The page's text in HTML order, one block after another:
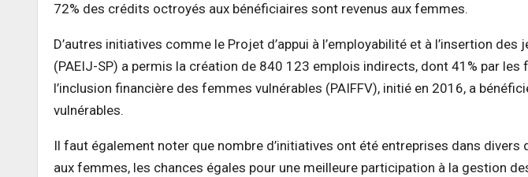
72% des crédits octroyés aux bénéficiaires sont revenus aux femmes.
D’autres initiatives comme le Projet d’appui à l’employabilité et à l’insertion
(PAEIJ-SP) a permis la création de 840 123 emplois indirects, dont 41% par les
l’inclusion financière des femmes vulnérables (PAIFFV), initié en 2016, a
vulnérables.
Il faut également noter que nombre d’initiatives ont été entreprises dans
aux femmes, les chances égales pour une meilleure participation à la gestion